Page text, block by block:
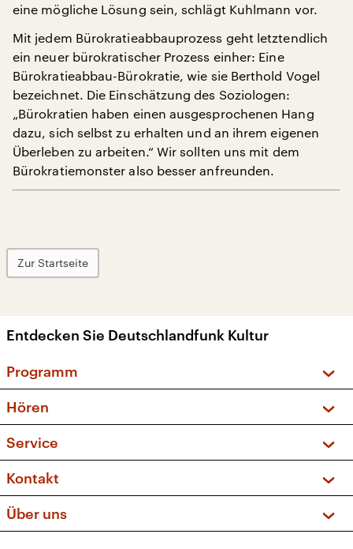
eine mögliche Lösung sein, schlägt Kuhlmann vor.
Mit jedem Bürokratieabbauprozess geht letztendlich
ein neuer bürokratischer Prozess einher: Eine
Bürokratieabbau-Bürokratie, wie sie Berthold Vogel
bezeichnet. Die Einschätzung des Soziologen:
„Bürokratien haben einen ausgesprochenen Hang
dazu, sich selbst zu erhalten und an ihrem eigenen
Überleben zu arbeiten.“ Wir sollten uns mit dem
Bürokratiemonster also besser anfreunden.
Zur Startseite
Entdecken Sie Deutschlandfunk Kultur
Programm
Sendungen und Podcasts
Musikliste
Kakadu – Das Kinderprogramm
Hören
Frequenzen (UKW + DAB+)
Service
FAQ
Apps
Newsletter
Kontakt
Social Media
Über uns